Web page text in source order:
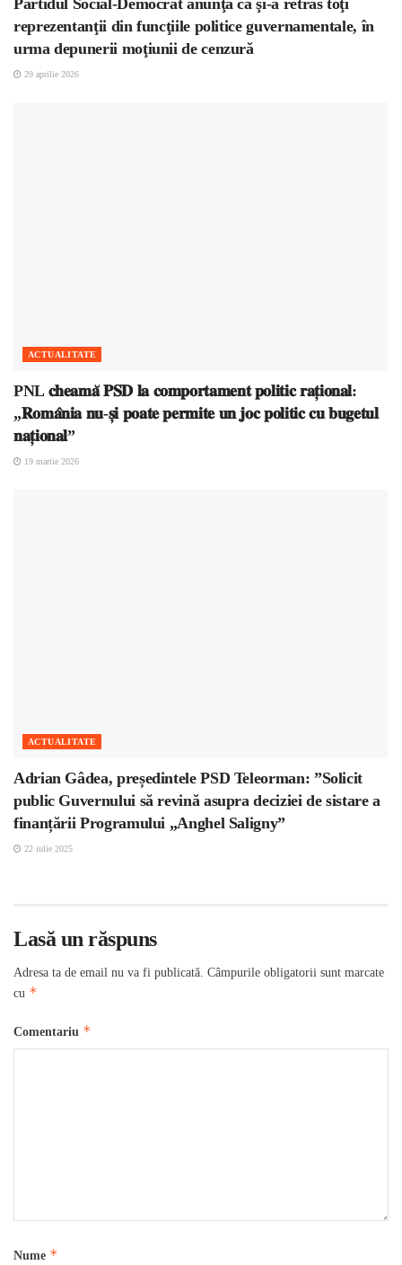
Partidul Social-Democrat anunţă că şi-a retras toţi
reprezentanţii din funcţiile politice guvernamentale, în
urma depunerii moţiunii de cenzură
29 aprilie 2026
ACTUALITATE
PNL 𝐜𝐡𝐞𝐚𝐦𝐚̆ 𝐏𝐒𝐃 𝐥𝐚 𝐜𝐨𝐦𝐩𝐨𝐫𝐭𝐚𝐦𝐞𝐧𝐭 𝐩𝐨𝐥𝐢𝐭𝐢𝐜 𝐫𝐚𝐭̦𝐢𝐨𝐧𝐚𝐥:
„𝐑𝐨𝐦𝐚̂𝐧𝐢𝐚 𝐧𝐮-𝐬̦𝐢 𝐩𝐨𝐚𝐭𝐞 𝐩𝐞𝐫𝐦𝐢𝐭𝐞 𝐮𝐧 𝐣𝐨𝐜 𝐩𝐨𝐥𝐢𝐭𝐢𝐜 𝐜𝐮 𝐛𝐮𝐠𝐞𝐭𝐮𝐥
𝐧𝐚𝐭̦𝐢𝐨𝐧𝐚𝐥”
19 martie 2026
ACTUALITATE
Adrian Gâdea, președintele PSD Teleorman: ”Solicit
public Guvernului să revină asupra deciziei de sistare a
finanțării Programului „Anghel Saligny”
22 iulie 2025
Lasă un răspuns
Adresa ta de email nu va fi publicată. Câmpurile obligatorii sunt marcate
cu *
Comentariu *
Nume *